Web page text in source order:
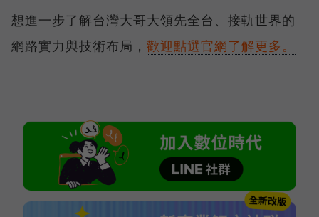
想進一步了解台灣大哥大領先全台、接軌世界的
網路實力與技術布局， 歡迎點選官網了解更多。